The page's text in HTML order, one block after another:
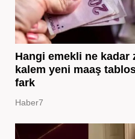
Hangi emekli ne kadar
kalem yeni maaş
fark
Haber7